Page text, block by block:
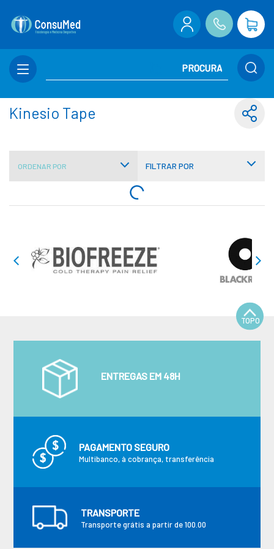
Kinesio Tape
ORDENAR POR FILTRAR POR
TOPO
ENTREGAS EM 48H
PAGAMENTO SEGURO
Multibanco, à cobrança, transferência
TRANSPORTE
Transporte grátis a partir de 100.00